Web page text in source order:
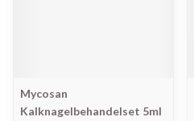
Mycosan
Kalknagelbehandelset 5ml